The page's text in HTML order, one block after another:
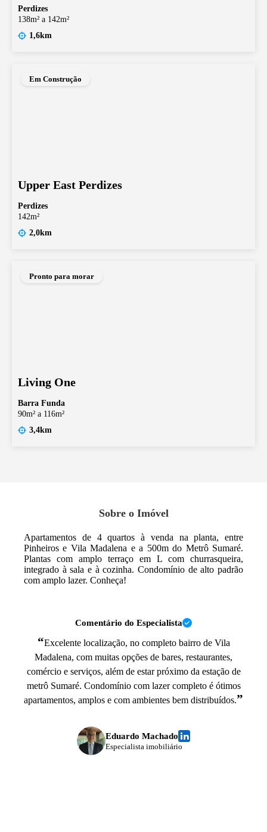
Perdizes
138m² a 142m²
1,6km
Em Construção
Upper East Perdizes
Perdizes
142m²
2,0km
Pronto para morar
Living One
Barra Funda
90m² a 116m²
3,4km
Sobre o Imóvel
Apartamentos de 4 quartos à venda na planta, entre
Pinheiros e Vila Madalena e a 500m do Metrô Sumaré.
Plantas com amplo terraço em L com churrasqueira,
integrado à sala e à cozinha. Condomínio de alto padrão
com amplo lazer. Conheça!
Comentário do Especialista
“Excelente localização, no completo bairro de Vila
Madalena, com muitas opções de bares, restaurantes,
comércio e serviços, além de estar próximo da estação de
metrô Sumaré. Condomínio com lazer completo é ótimos
apartamentos, amplos e com ambientes bem distribuídos.”
Eduardo Machado
Especialista imobiliário